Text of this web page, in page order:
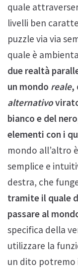
quale
livelli ben
puzzle via via
quale è
due realtà
un mondo reale,
alternativo
bianco e del
elementi con i
mondo all’altro
semplice e
destra, che
tramite il quale
passare al
specifica della
utilizzare la
un dito potremo